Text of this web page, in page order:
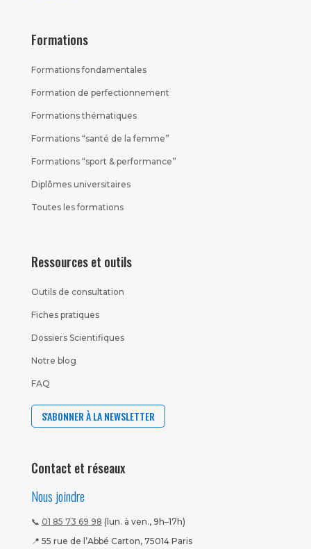
Formations
Formations fondamentales
Formation de perfectionnement
Formations thématiques
Formations “santé de la femme”
Formations “sport & performance”
Diplômes universitaires
Toutes les formations
Ressources et outils
Outils de consultation
Fiches pratiques
Dossiers Scientifiques
Notre blog
FAQ
S'ABONNER À LA NEWSLETTER
Contact et réseaux
Nous joindre
📞 01 85 73 69 98 (lun. à ven., 9h–17h)
📍 55 rue de l’Abbé Carton, 75014 Paris